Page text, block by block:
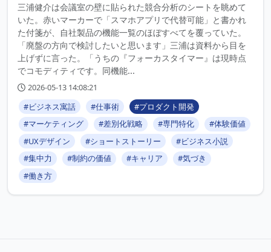
三浦健介は会議室の壁に貼られた競合分析のシートを眺めて
いた。赤いマーカーで「スマホアプリで代替可能」と書かれ
た付箋が、自社製品の機能一覧のほぼすべてを覆っていた。
「廃盤の方向で検討したいと思います」三浦は資料から目を
上げずに言った。「うちの『フォーカスタイマー』は現時点
でコモディティです。同機能...
2026-05-13 14:08:21
#ビジネス寓話
#仕事術
#プロダクト開発
#マーケティング
#差別化戦略 #専門特化
#体験価値
#UXデザイン
#ショートストーリー
#ビジネス小説
#集中力
#制約の価値 #キャリア
#気づき
#働き方